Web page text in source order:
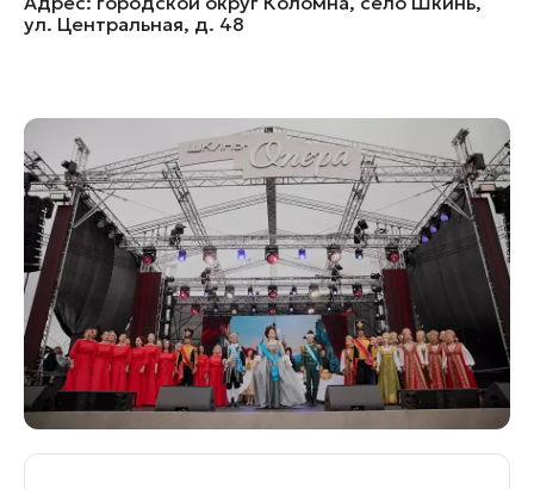
Банные комплексы
Спецпроекты
Федоскинская фабрика
Пикник в Подмосковье
Войти
Инвесторам
Особо охраняемые
природные территории
ул. Центральная, д. 48